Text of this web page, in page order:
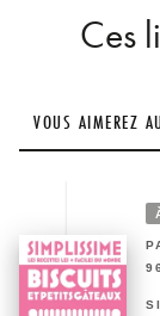
Ces
VOUS AIMEREZ